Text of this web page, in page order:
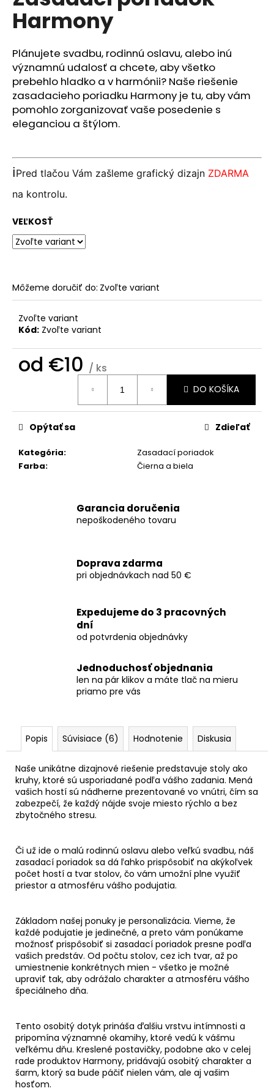
0,0
hviezdičiek.
Harmony
Plánujete svadbu, rodinnú oslavu, alebo inú
významnú udalosť a chcete, aby všetko
prebehlo hladko a v harmónii? Naše riešenie
zasadacieho poriadku Harmony je tu, aby vám
pomohlo zorganizovať vaše posedenie s
eleganciou a štýlom.
ℹ️Pred tlačou Vám zašleme grafický dizajn ZDARMA
na kontrolu.
VEĽKOSŤ
Môžeme doručiť do: Zvoľte variant
Zvoľte variant
Kód: Zvoľte variant
od €10 / ks
DO KOŠÍKA
Kategória:
Zasadací poriadok
Farba: Čierna a biela
Opýtať sa Zdieľať
Garancia doručenia
nepoškodeného tovaru
Doprava zdarma
pri objednávkach nad 50 €
Expedujeme do 3 pracovných
dní
od potvrdenia objednávky
Jednoduchosť objednania
len na pár klikov a máte tlač na mieru
priamo pre vás
Popis Súvisiace (6) Hodnotenie Diskusia
Naše unikátne dizajnové riešenie predstavuje stoly ako
kruhy, ktoré sú usporiadané podľa vášho zadania. Mená
vašich hostí sú nádherne prezentované vo vnútri, čím sa
zabezpečí, že každý nájde svoje miesto rýchlo a bez
zbytočného stresu.
Či už ide o malú rodinnú oslavu alebo veľkú svadbu, náš
zasadací poriadok sa dá ľahko prispôsobiť na akýkoľvek
počet hostí a tvar stolov, čo vám umožní plne využiť
priestor a atmosféru vášho podujatia.
Základom našej ponuky je personalizácia. Vieme, že
každé podujatie je jedinečné, a preto vám ponúkame
možnosť prispôsobiť si zasadací poriadok presne podľa
vašich predstáv. Od počtu stolov, cez ich tvar, až po
umiestnenie konkrétnych mien - všetko je možné
upraviť tak, aby odrážalo charakter a atmosféru vášho
špeciálneho dňa.
Tento osobitý dotyk prináša ďalšiu vrstvu intímnosti a
pripomína významné okamihy, ktoré vedú k vášmu
veľkému dňu. Kreslené postavičky, podobne ako v celej
rade produktov Harmony, pridávajú osobitý charakter a
šarm, ktorý sa bude páčiť nielen vám, ale aj vašim
hosťom.
á
j
s
ť
?
O
p
o
r
a
m
e
MENOVKA
BEIGE